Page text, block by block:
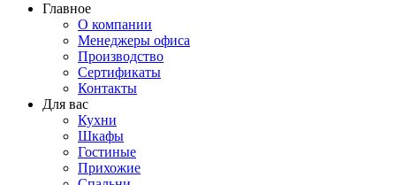
Главное
О компании
Менеджеры офиса
Производство
Сертификаты
Контакты
Для вас
Кухни
Шкафы
Гостиные
Прихожие